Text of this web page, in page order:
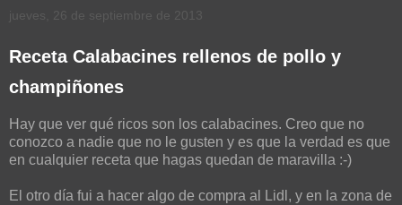
jueves, 26 de septiembre de 2013
Receta Calabacines rellenos de pollo y
champiñones
Hay que ver qué ricos son los calabacines. Creo que no
conozco a nadie que no le gusten y es que la verdad es que
en cualquier receta que hagas quedan de maravilla :-)
El otro día fui a hacer algo de compra al Lidl, y en la zona de